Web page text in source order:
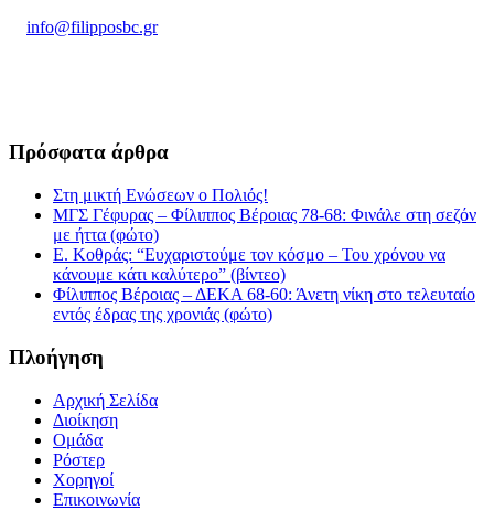
info@filipposbc.gr
Πρόσφατα άρθρα
Στη μικτή Ενώσεων ο Πολιός!
ΜΓΣ Γέφυρας – Φίλιππος Βέροιας 78-68: Φινάλε στη σεζόν
με ήττα (φώτο)
Ε. Κοθράς: “Ευχαριστούμε τον κόσμο – Του χρόνου να
κάνουμε κάτι καλύτερο” (βίντεο)
Φίλιππος Βέροιας – ΔΕΚΑ 68-60: Άνετη νίκη στο τελευταίο
εντός έδρας της χρονιάς (φώτο)
Πλοήγηση
Αρχική Σελίδα
Διοίκηση
Ομάδα
Ρόστερ
Χορηγοί
Επικοινωνία